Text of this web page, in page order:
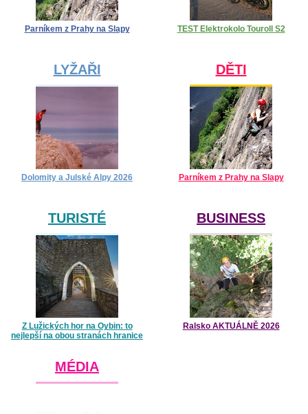
Parníkem z Prahy na Slapy TEST Elektrokolo Touroll S2
LYŽAŘI
Dolomity a Julské Alpy 2026
DĚTI
Parníkem z Prahy na Slapy
TURISTÉ
Z Lužických hor na Oybin: to
nejlepší na obou stranách hranice
BUSINESS
Ralsko AKTUÁLNĚ 2026
MÉDIA